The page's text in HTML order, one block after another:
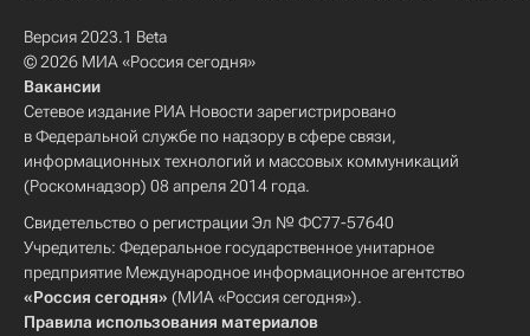
Версия 2023.1 Beta
© 2026 МИА «Россия сегодня»
Вакансии
Сетевое издание РИА Новости зарегистрировано
в Федеральной службе по надзору в сфере связи,
информационных технологий и массовых коммуникаций
(Роскомнадзор) 08 апреля 2014 года.
Свидетельство о регистрации Эл № ФС77-57640
Учредитель: Федеральное государственное унитарное
предприятие Международное информационное агентство
«Россия сегодня» (МИА «Россия сегодня»).
Правила использования материалов